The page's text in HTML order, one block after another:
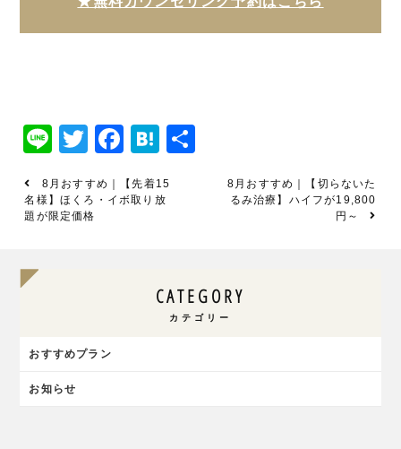
LineTwitter
Facebook
Hatena
8月おすすめ｜【先着15
名様】ほくろ・イボ取り放
題が限定価格
8月おすすめ｜【切らないた
るみ治療】ハイフが19,800
円～
CATEGORY
カテゴリー
おすすめプラン
お知らせ